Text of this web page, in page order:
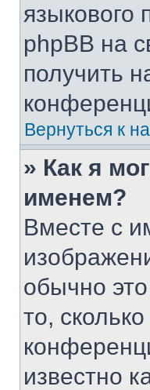
языкового
phpBB на
получить
Вернуться к
» Как я
именем?
Вместе с
обычно
то,
известно